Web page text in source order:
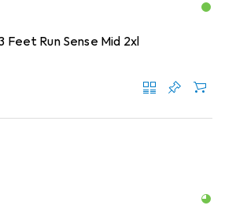
Feet Run Sense Mid 2xl